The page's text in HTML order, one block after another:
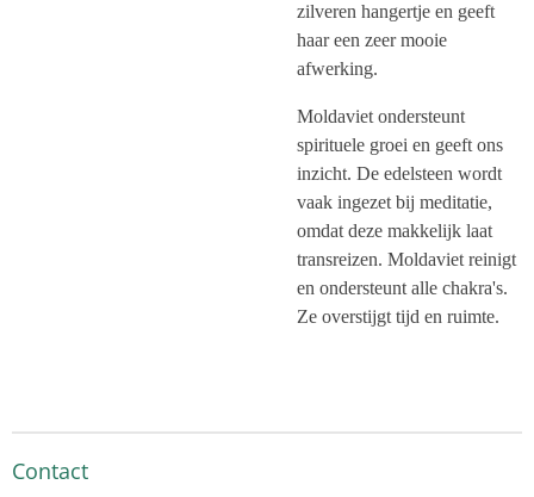
zilveren hangertje en geeft
haar een zeer mooie
afwerking.
Moldaviet ondersteunt
spirituele groei en geeft ons
inzicht. De edelsteen wordt
vaak ingezet bij meditatie,
omdat deze makkelijk laat
transreizen. Moldaviet reinigt
en ondersteunt alle chakra's.
Ze overstijgt tijd en ruimte.
Contact